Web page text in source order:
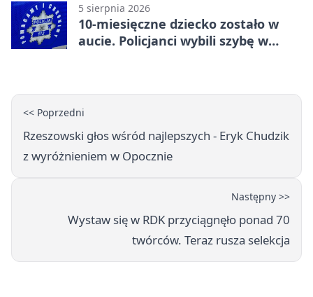
5 sierpnia 2026
10-miesięczne dziecko zostało w
aucie. Policjanci wybili szybę w
<< Poprzedni
Rzeszowski głos wśród najlepszych - Eryk Chudzik
z wyróżnieniem w Opocznie
Następny >>
Wystaw się w RDK przyciągnęło ponad 70
twórców. Teraz rusza selekcja